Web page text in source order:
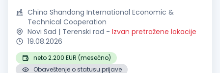
China Shandong International Economic &
Technical Cooperation
Novi Sad | Terenski rad - Izvan pretražene lokacije
19.08.2026
neto 2.200 EUR (mesečno)
Obaveštenje o statusu prijave